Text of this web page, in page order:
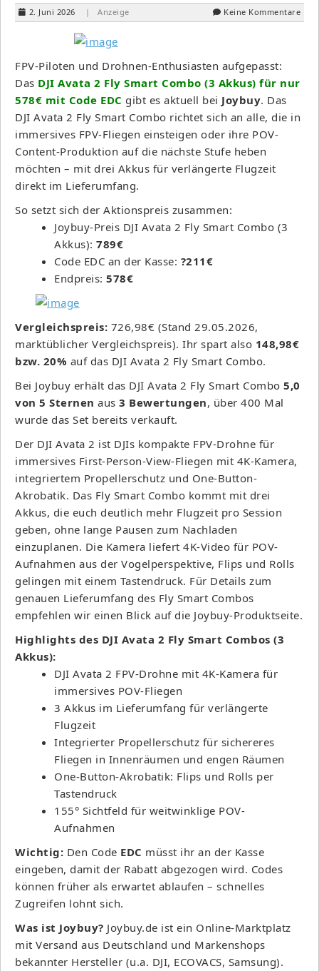
2. Juni 2026 | Anzeige Keine Kommentare
FPV-Piloten und Drohnen-Enthusiasten aufgepasst:
Das DJI Avata 2 Fly Smart Combo (3 Akkus) für nur
578€ mit Code EDC gibt es aktuell bei Joybuy. Das
DJI Avata 2 Fly Smart Combo richtet sich an alle, die in
immersives FPV-Fliegen einsteigen oder ihre POV-
Content-Produktion auf die nächste Stufe heben
möchten – mit drei Akkus für verlängerte Flugzeit
direkt im Lieferumfang.
So setzt sich der Aktionspreis zusammen:
Joybuy-Preis DJI Avata 2 Fly Smart Combo (3
Akkus): 789€
Code EDC an der Kasse: ?211€
Endpreis: 578€
Vergleichspreis: 726,98€ (Stand 29.05.2026,
marktüblicher Vergleichspreis). Ihr spart also 148,98€
bzw. 20% auf das DJI Avata 2 Fly Smart Combo.
Bei Joybuy erhält das DJI Avata 2 Fly Smart Combo 5,0
von 5 Sternen aus 3 Bewertungen, über 400 Mal
wurde das Set bereits verkauft.
Der DJI Avata 2 ist DJIs kompakte FPV-Drohne für
immersives First-Person-View-Fliegen mit 4K-Kamera,
integriertem Propellerschutz und One-Button-
Akrobatik. Das Fly Smart Combo kommt mit drei
Akkus, die euch deutlich mehr Flugzeit pro Session
geben, ohne lange Pausen zum Nachladen
einzuplanen. Die Kamera liefert 4K-Video für POV-
Aufnahmen aus der Vogelperspektive, Flips und Rolls
gelingen mit einem Tastendruck. Für Details zum
genauen Lieferumfang des Fly Smart Combos
empfehlen wir einen Blick auf die Joybuy-Produktseite.
Highlights des DJI Avata 2 Fly Smart Combos (3
Akkus):
DJI Avata 2 FPV-Drohne mit 4K-Kamera für
immersives POV-Fliegen
3 Akkus im Lieferumfang für verlängerte
Flugzeit
Integrierter Propellerschutz für sichereres
Fliegen in Innenräumen und engen Räumen
One-Button-Akrobatik: Flips und Rolls per
Tastendruck
155° Sichtfeld für weitwinklige POV-
Aufnahmen
Wichtig: Den Code EDC müsst ihr an der Kasse
eingeben, damit der Rabatt abgezogen wird. Codes
können früher als erwartet ablaufen – schnelles
Zugreifen lohnt sich.
Was ist Joybuy? Joybuy.de ist ein Online-Marktplatz
mit Versand aus Deutschland und Markenshops
bekannter Hersteller (u.a. DJI, ECOVACS, Samsung).